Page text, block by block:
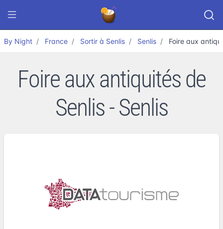
By Night France Sortir à Senlis Senlis Foire aux
Foire aux antiquités de
Senlis - Senlis